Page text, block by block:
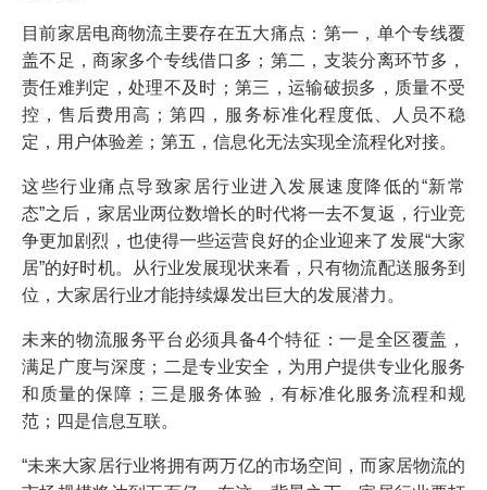
目前家居电商物流主要存在五大痛点：第一，单个专线覆
盖不足，商家多个专线借口多；第二，支装分离环节多，
责任难判定，处理不及时；第三，运输破损多，质量不受
控，售后费用高；第四，服务标准化程度低、人员不稳
定，用户体验差；第五，信息化无法实现全流程化对接。
这些行业痛点导致家居行业进入发展速度降低的“新常
态”之后，家居业两位数增长的时代将一去不复返，行业竞
争更加剧烈，也使得一些运营良好的企业迎来了发展“大家
居”的好时机。从行业发展现状来看，只有物流配送服务到
位，大家居行业才能持续爆发出巨大的发展潜力。
未来的物流服务平台必须具备4个特征：一是全区覆盖，
满足广度与深度；二是专业安全，为用户提供专业化服务
和质量的保障；三是服务体验，有标准化服务流程和规
范；四是信息互联。
“未来大家居行业将拥有两万亿的市场空间，而家居物流的